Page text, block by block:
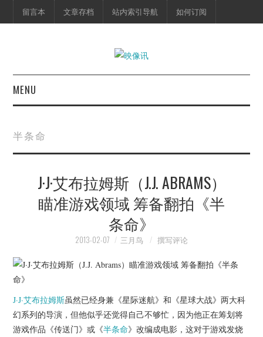
留言本 文章存档 站内索引导航 如何订阅
MENU
映像快讯
预告片
海报剧照
杂七杂八
美剧英剧
电影档期
半条命
J·J·艾布拉姆斯（J.J. ABRAMS）
瞄准游戏领域 筹备翻拍《半
条命》
2013-02-07 三月鸟 撰写评论
J·J·艾布拉姆斯虽然已经身兼《星际迷航》和《星球大战》两大科
幻系列的导演，但他似乎还觉得自己不够忙，因为他正在筹划将
游戏作品《传送门》或《半条命》改编成电影，这对于游戏发烧